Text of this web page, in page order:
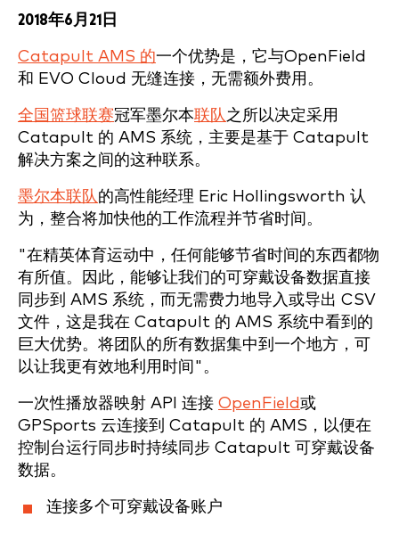
2018年6月21日
Catapult AMS 的一个优势是，它与OpenField
和 EVO Cloud 无缝连接，无需额外费用。
全国篮球联赛冠军墨尔本联队之所以决定采用
Catapult 的 AMS 系统，主要是基于 Catapult
解决方案之间的这种联系。
墨尔本联队的高性能经理 Eric Hollingsworth 认
为，整合将加快他的工作流程并节省时间。
"在精英体育运动中，任何能够节省时间的东西都物
有所值。因此，能够让我们的可穿戴设备数据直接
同步到 AMS 系统，而无需费力地导入或导出 CSV
文件，这是我在 Catapult 的 AMS 系统中看到的
巨大优势。将团队的所有数据集中到一个地方，可
以让我更有效地利用时间"。
一次性播放器映射 API 连接 OpenField或
GPSports 云连接到 Catapult 的 AMS，以便在
控制台运行同步时持续同步 Catapult 可穿戴设备
数据。
连接多个可穿戴设备账户